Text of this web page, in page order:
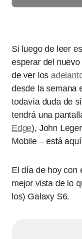
Si luego de leer
esperar del
de ver los
desde la semana
todavía duda de
tendrá una
Edge), John
Mobile – está
El día de hoy con
mejor vista de lo
los) Galaxy S6.